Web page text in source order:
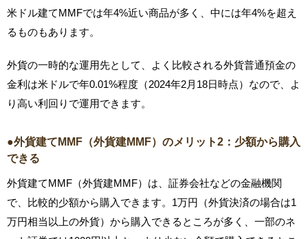
米ドル建てMMFでは年4%近い商品が多く、中には年4%を超え
るものもあります。
外貨の一時的な運用先として、よく比較される外貨普通預金の
金利は米ドルで年0.01%程度（2024年2月18日時点）なので、よ
り高い利回りで運用できます。
●外貨建てMMF（外貨建MMF）のメリット2：少額から購入
できる
外貨建てMMF（外貨建MMF）は、証券会社などの金融機関
で、比較的少額から購入できます。1万円（外貨決済の場合は1
万円相当以上の外貨）から購入できるところが多く、一部のネ